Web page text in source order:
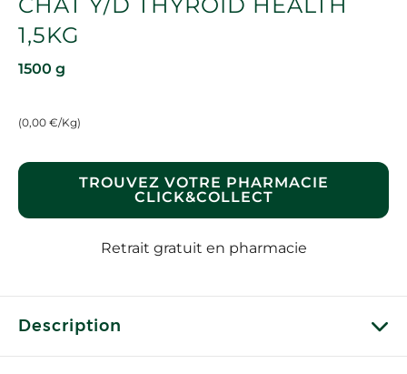
1,5KG
1500 g
(0,00 €/Kg)
TROUVEZ VOTRE PHARMACIE
CLICK&COLLECT
Retrait gratuit en pharmacie
Description